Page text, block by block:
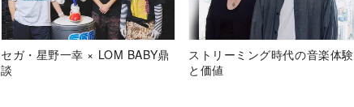
セガ・星野一幸 × LOM BABY鼎
談
ストリーミング時代の音楽体験
と価値